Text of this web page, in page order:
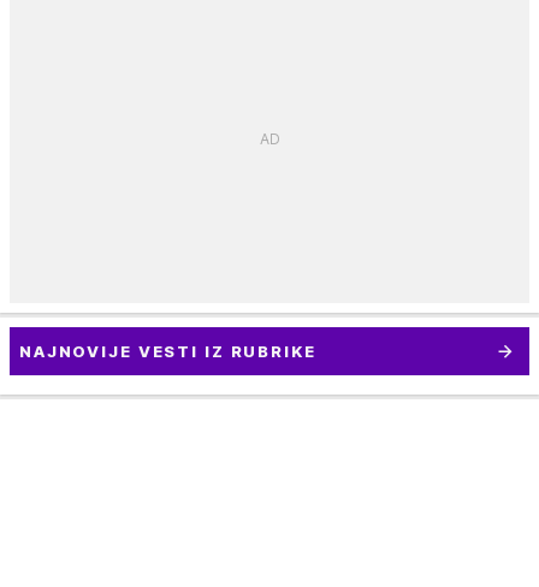
NAJNOVIJE VESTI IZ RUBRIKE